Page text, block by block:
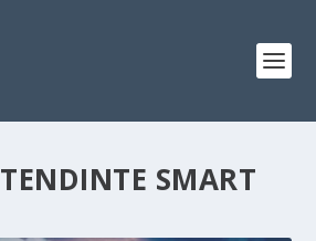
TENDINTE SMART